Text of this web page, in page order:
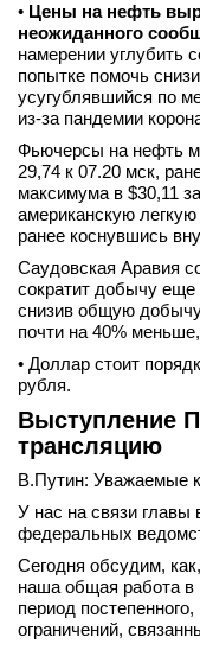
• Цены на нефть
неожиданного
намерении углубить
попытке помочь
усугублявшийся по
из-за пандемии
Фьючерсы на нефть
29,74 к 07.20 мск,
максимума в $30,11
американскую
ранее коснувшись
Саудовская Аравия
сократит добычу еще
снизив общую
почти на 40%
• Доллар стоит
рубля.
Выступление
трансляцию
В.Путин: Уважаемые
У нас на связи главы
федеральных
Сегодня обсудим,
наша общая работа в
период
ограничений,